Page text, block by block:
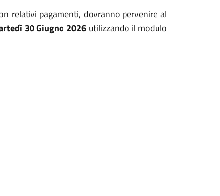
relativi pagamenti, dovranno pervenire al
30Giugno 2026 utilizzando il modulo